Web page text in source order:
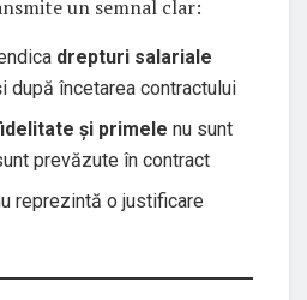
un semnal clar:
drepturi salariale
după încetarea contractului
și primele nu sunt
prevăzute în contract
reprezintă o justificare